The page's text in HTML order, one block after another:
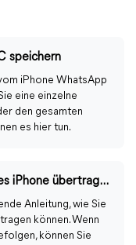
speichern
iPhone WhatsApp
eine einzelne
den gesamten
es hier tun.
5 Wege| WhatsApp Chats auf neues iPhone übertragen
Anleitung, wie Sie
können. Wenn
können Sie